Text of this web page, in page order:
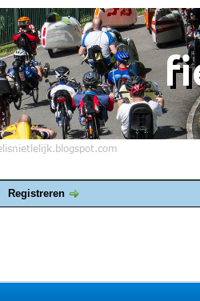
Registreren